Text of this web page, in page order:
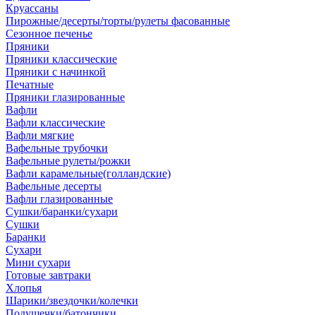
Круассаны
Пирожные/десерты/торты/рулеты фасованные
Сезонное печенье
Пряники
Пряники классические
Пряники с начинкой
Печатные
Пряники глазированные
Вафли
Вафли классические
Вафли мягкие
Вафельные трубочки
Вафельные рулеты/рожки
Вафли карамельные(голландские)
Вафельные десерты
Вафли глазированные
Сушки/баранки/сухари
Сушки
Баранки
Сухари
Мини сухари
Готовые завтраки
Хлопья
Шарики/звездочки/колечки